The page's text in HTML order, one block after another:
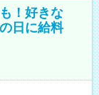
！好きな
日に給料